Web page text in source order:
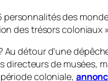
personnalités des
des trésors coloniaux
détour d’une
de musées,
coloniale,